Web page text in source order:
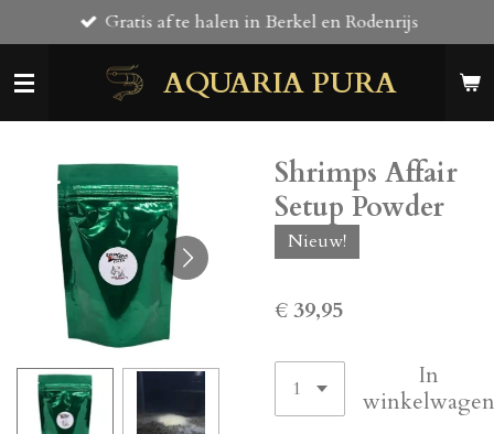
direct
naar
AQUARIA PURA
Gratis af te halen in Berkel en Rodenrijs
Shrimps Affair
Setup Powder
Nieuw!
€ 39,95
In
winkelwagen